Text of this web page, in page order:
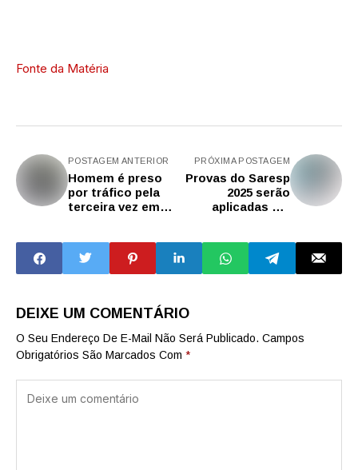
Fonte da Matéria
POSTAGEM ANTERIOR
Homem é preso
por tráfico pela
terceira vez em
PRÓXIMA POSTAGEM
Provas do Saresp
2025 serão
aplicadas em
DEIXE UM COMENTÁRIO
O Seu Endereço De E-Mail Não Será Publicado. Campos
Obrigatórios São Marcados Com *